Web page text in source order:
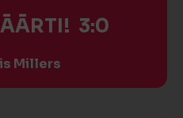
3:0
Millers